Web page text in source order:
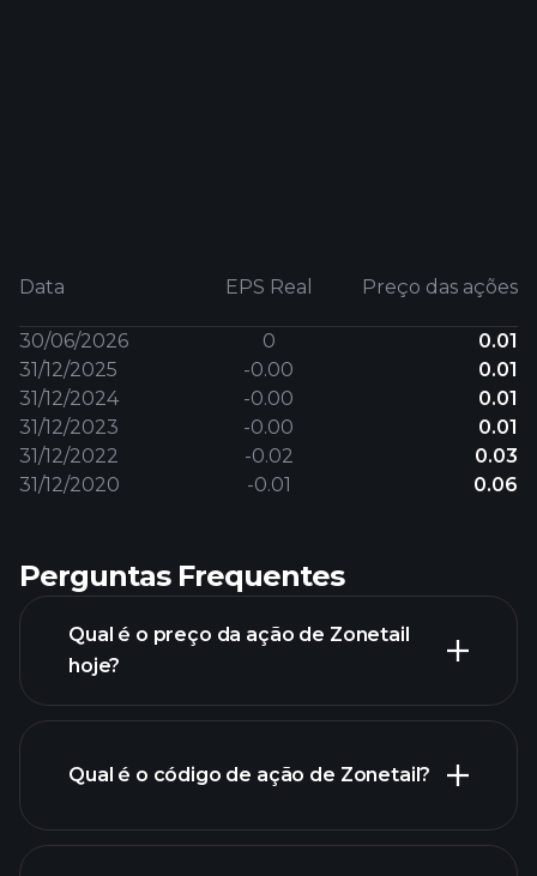
Data EPS Real Preço das ações
30/06/2026 0
0.01
31/12/2025
-0.00
0.01
31/12/2024
-0.00
0.01
31/12/2023
-0.00
0.01
31/12/2022
-0.02
0.03
31/12/2020
-0.01 0.06
Perguntas Frequentes
Qual é o preço da ação de Zonetail
hoje?
gráfico avançado
Qual é o código de ação de Zonetail?